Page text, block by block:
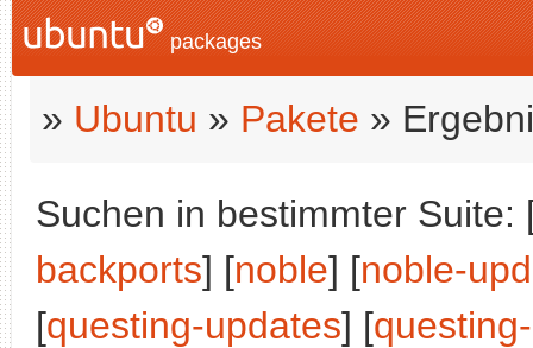
packages
» Ubuntu » Pakete »
Suchen in bestimmter Suite:
backports] [noble] [noble-
[questing-updates] [